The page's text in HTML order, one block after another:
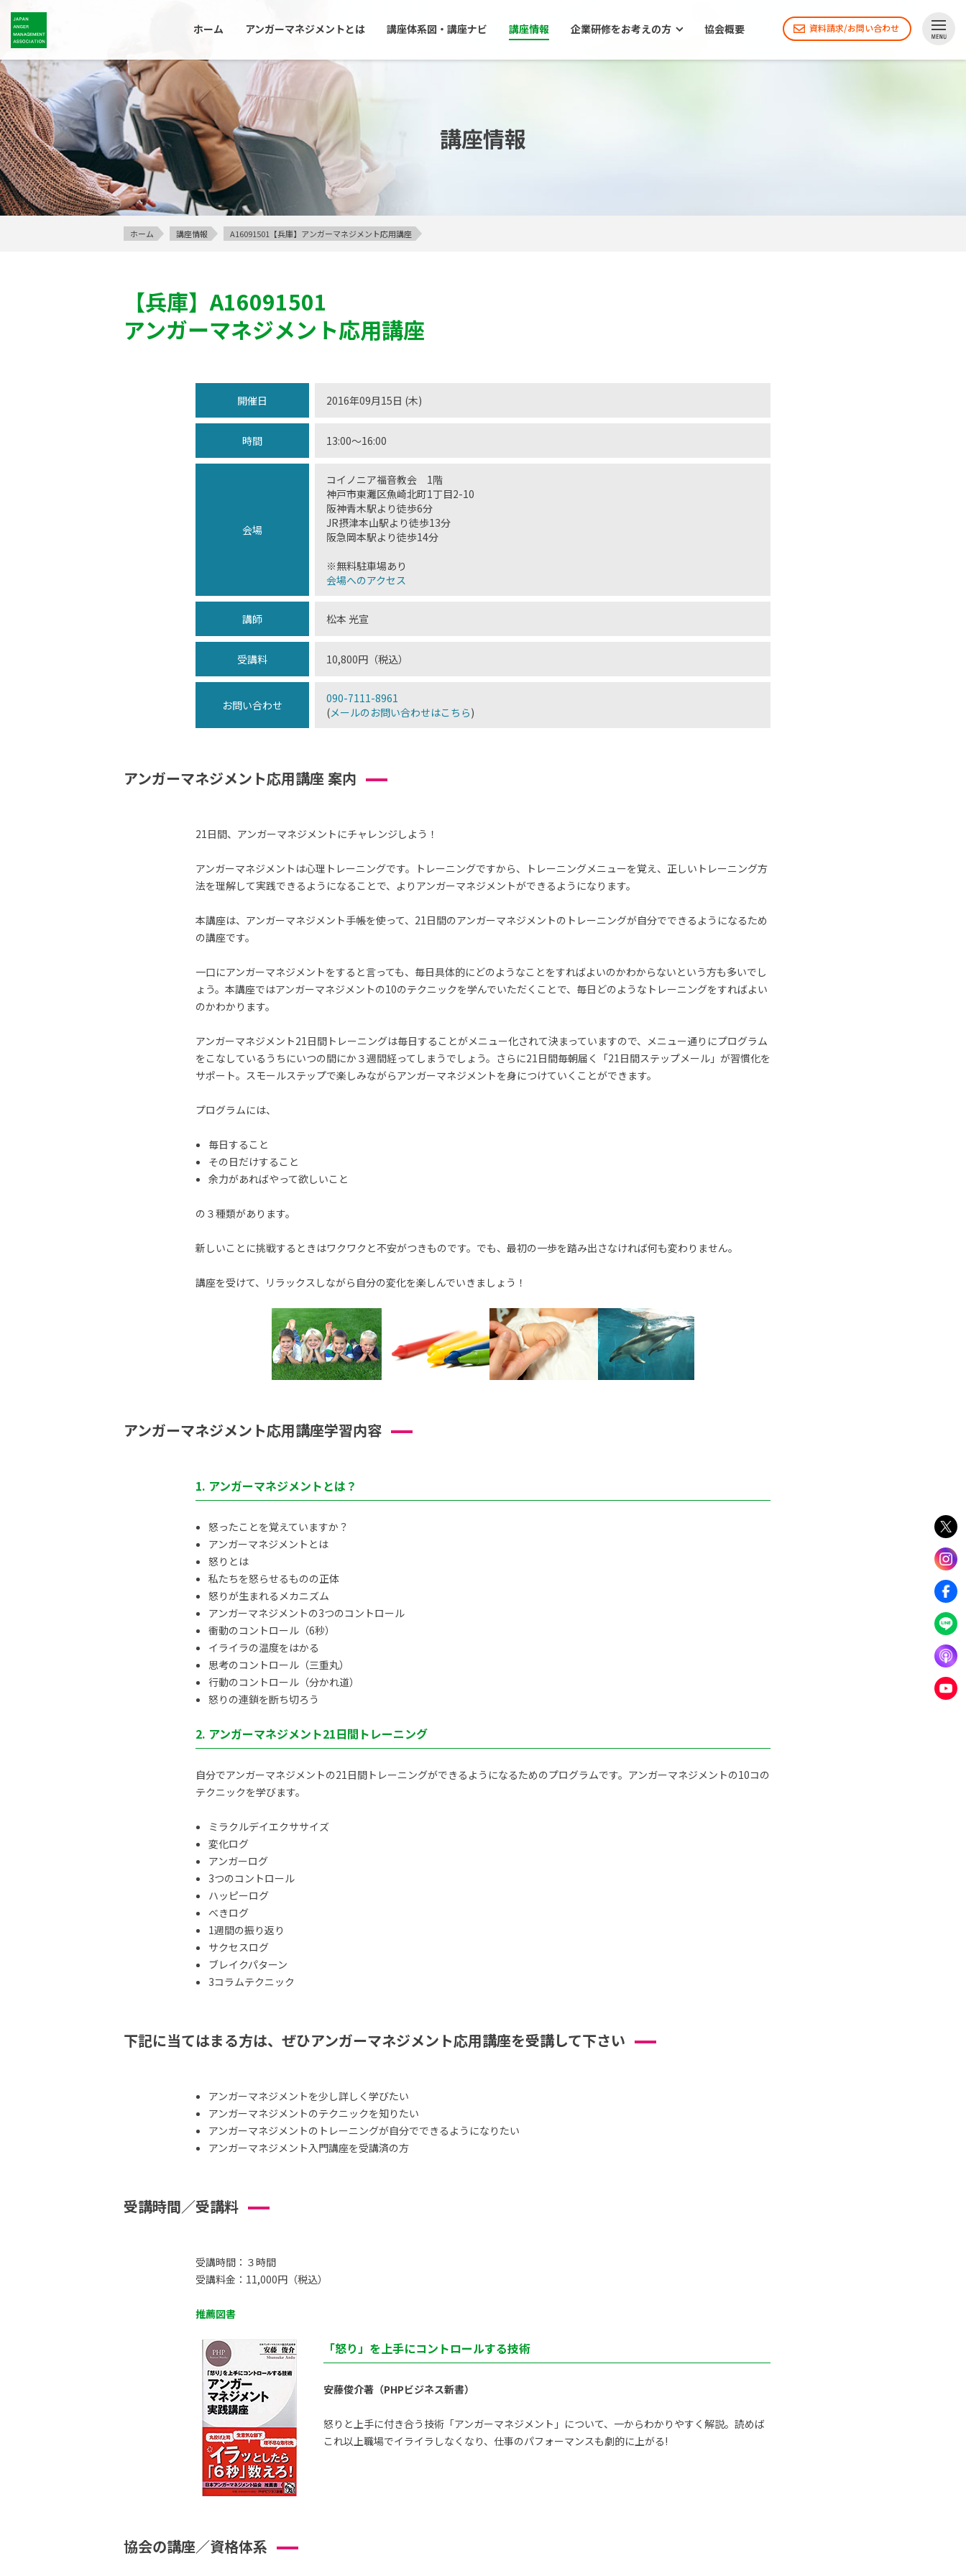
ホーム アンガーマネジメントとは 講座体系図・講座ナビ 講座情報 企業研修をお考えの方 協会概要 資料請求/お問い合わせ
講座情報
ホーム 講座情報 A16091501【兵庫】アンガーマネジメント応用講座
【兵庫】A16091501
アンガーマネジメント応用講座
開催日 2016年09月15日 (木)
時間 13:00〜16:00
会場
コイノニア福音教会 1階
神戸市東灘区魚崎北町1丁目2-10
阪神青木駅より徒歩6分
JR摂津本山駅より徒歩13分
阪急岡本駅より徒歩14分
※無料駐車場あり
会場へのアクセス
講師 松本 光宣
受講料 10,800円（税込）
お問い合わせ
090-7111-8961
(メールのお問い合わせはこちら)
アンガーマネジメント応用講座 案内
21日間、アンガーマネジメントにチャレンジしよう！
アンガーマネジメントは心理トレーニングです。トレーニングですから、トレーニングメニューを覚え、正しいトレーニング方
法を理解して実践できるようになることで、よりアンガーマネジメントができるようになります。
本講座は、アンガーマネジメント手帳を使って、21日間のアンガーマネジメントのトレーニングが自分でできるようになるため
の講座です。
一口にアンガーマネジメントをすると言っても、毎日具体的にどのようなことをすればよいのかわからないという方も多いでし
ょう。本講座ではアンガーマネジメントの10のテクニックを学んでいただくことで、毎日どのようなトレーニングをすればよい
のかわかります。
アンガーマネジメント21日間トレーニングは毎日することがメニュー化されて決まっていますので、メニュー通りにプログラム
をこなしているうちにいつの間にか３週間経ってしまうでしょう。さらに21日間毎朝届く「21日間ステップメール」が習慣化を
サポート。スモールステップで楽しみながらアンガーマネジメントを身につけていくことができます。
プログラムには、
毎日すること
その日だけすること
余力があればやって欲しいこと
の３種類があります。
新しいことに挑戦するときはワクワクと不安がつきものです。でも、最初の一歩を踏み出さなければ何も変わりません。
講座を受けて、リラックスしながら自分の変化を楽しんでいきましょう！
アンガーマネジメント応用講座学習内容
1. アンガーマネジメントとは？
怒ったことを覚えていますか？
アンガーマネジメントとは
怒りとは
私たちを怒らせるものの正体
怒りが生まれるメカニズム
アンガーマネジメントの3つのコントロール
衝動のコントロール（6秒）
イライラの温度をはかる
思考のコントロール（三重丸）
行動のコントロール（分かれ道）
怒りの連鎖を断ち切ろう
2. アンガーマネジメント21日間トレーニング
自分でアンガーマネジメントの21日間トレーニングができるようになるためのプログラムです。アンガーマネジメントの10コの
テクニックを学びます。
ミラクルデイエクササイズ
変化ログ
アンガーログ
3つのコントロール
ハッピーログ
べきログ
1週間の振り返り
サクセスログ
ブレイクパターン
3コラムテクニック
下記に当てはまる方は、ぜひアンガーマネジメント応用講座を受講して下さい
アンガーマネジメントを少し詳しく学びたい
アンガーマネジメントのテクニックを知りたい
アンガーマネジメントのトレーニングが自分でできるようになりたい
アンガーマネジメント入門講座を受講済の方
受講時間／受講料
受講時間：３時間
受講料金：11,000円（税込）
推薦図書
「怒り」を上手にコントロールする技術
安藤俊介著（PHPビジネス新書）
怒りと上手に付き合う技術「アンガーマネジメント」について、一からわかりやすく解説。読めば
これ以上職場でイライラしなくなり、仕事のパフォーマンスも劇的に上がる!
協会の講座／資格体系